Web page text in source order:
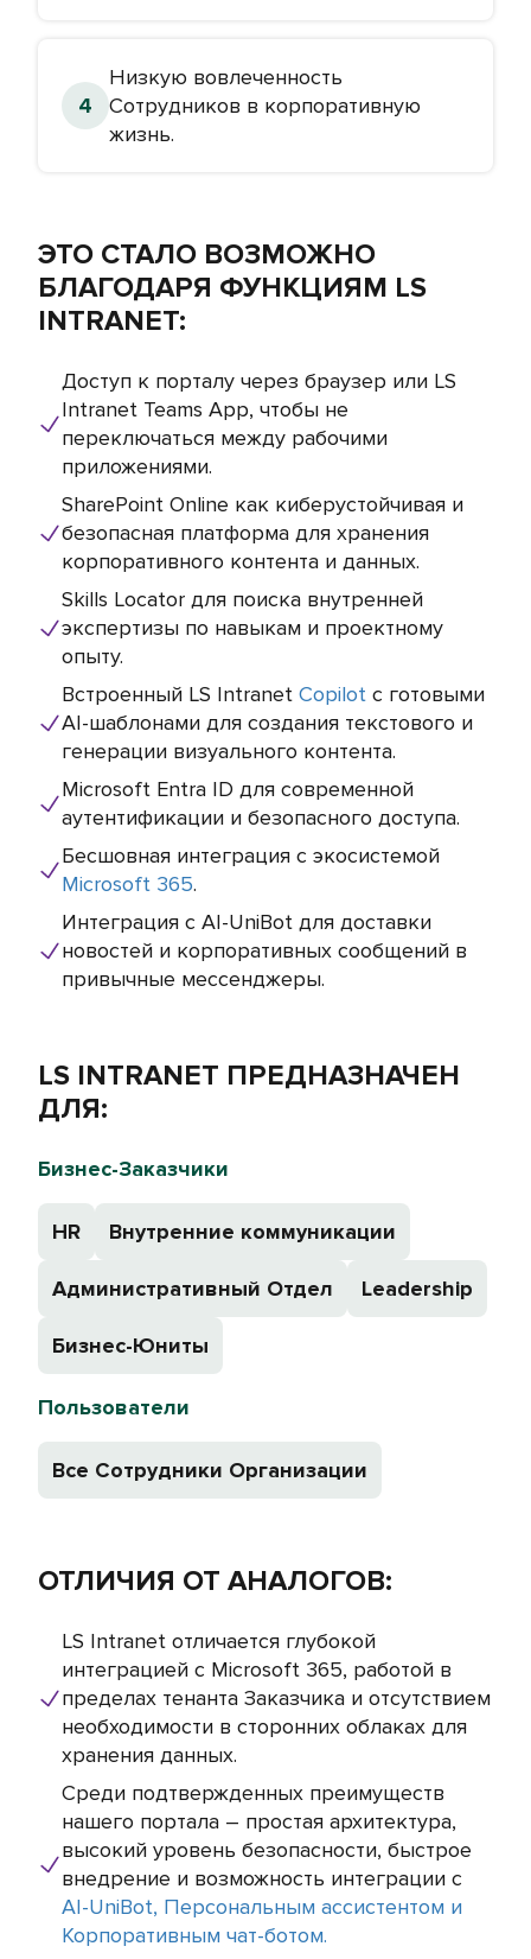
Низкую вовлеченность
Сотрудников в корпоративную
жизнь.
ЭТО СТАЛО ВОЗМОЖНО
БЛАГОДАРЯ ФУНКЦИЯМ LS
INTRANET:
Доступ к порталу через браузер или LS
Intranet Teams App, чтобы не
переключаться между рабочими
приложениями.
SharePoint Online как киберустойчивая и
безопасная платформа для хранения
корпоративного контента и данных.
Skills Locator для поиска внутренней
экспертизы по навыкам и проектному
опыту.
Встроенный LS Intranet Copilot с готовыми
AI-шаблонами для создания текстового и
генерации визуального контента.
Microsoft Entra ID для современной
аутентификации и безопасного доступа.
Бесшовная интеграция с экосистемой
Microsoft 365.
Интеграция с AI-UniBot для доставки
новостей и корпоративных сообщений в
привычные мессенджеры.
LS INTRANET ПРЕДНАЗНАЧЕН
ДЛЯ:
Бизнес-Заказчики
HR Внутренние коммуникации
Административный Отдел Leadership
Бизнес-Юниты
Пользователи
Все Сотрудники Организации
ОТЛИЧИЯ ОТ АНАЛОГОВ:
LS Intranet отличается глубокой
интеграцией с Microsoft 365, работой в
пределах тенанта Заказчика и отсутствием
необходимости в сторонних облаках для
хранения данных.
Среди подтвержденных преимуществ
нашего портала – простая архитектура,
высокий уровень безопасности, быстрое
внедрение и возможность интеграции с
AI-UniBot, Персональным ассистентом и
Корпоративным чат-ботом.